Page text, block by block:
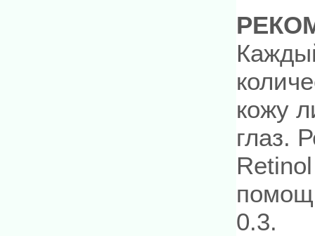
кожу
глаз.
0.3.